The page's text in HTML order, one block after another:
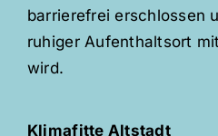
barrierefrei erschlossen
ruhiger Aufenthaltsort
wird.
Klimafitte Altstadt